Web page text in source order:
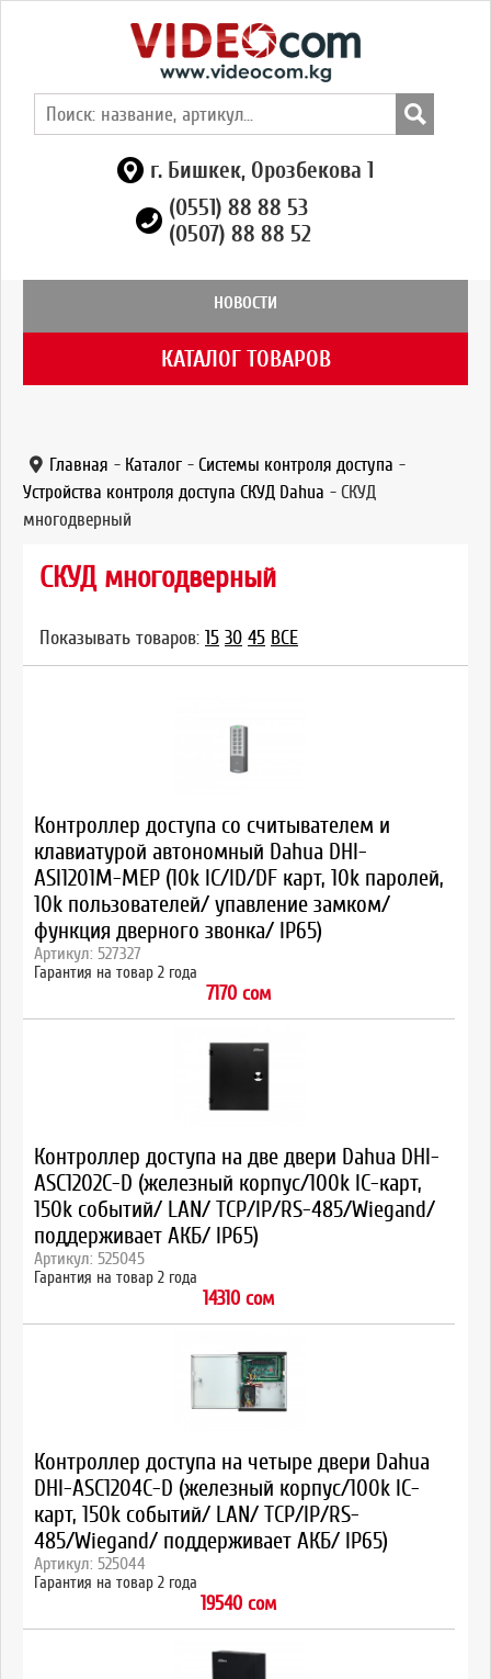
г. Бишкек, Орозбекова 1
(0551) 88 88 53
(0507) 88 88 52
НОВОСТИ
КАТАЛОГ ТОВАРОВ
Главная - Каталог - Системы контроля доступа -
Устройства контроля доступа СКУД Dahua - СКУД
многодверный
СКУД многодверный
Показывать товаров: 15 30 45 ВСЕ
Контроллер доступа со считывателем и
клавиатурой автономный Dahua DHI-
ASI1201M-MEP (10k IC/ID/DF карт, 10k паролей,
10k пользователей/ упавление замком/
функция дверного звонка/ IP65)
Артикул: 527327
Гарантия на товар 2 года
7170 сом
Контроллер доступа на две двери Dahua DHI-
ASC1202C-D (железный корпус/100k IC-карт,
150k событий/ LAN/ TCP/IP/RS-485/Wiegand/
поддерживает АКБ/ IP65)
Артикул: 525045
Гарантия на товар 2 года
14310 сом
Контроллер доступа на четыре двери Dahua
DHI-ASC1204C-D (железный корпус/100k IC-
карт, 150k событий/ LAN/ TCP/IP/RS-
485/Wiegand/ поддерживает АКБ/ IP65)
Артикул: 525044
Гарантия на товар 2 года
19540 сом